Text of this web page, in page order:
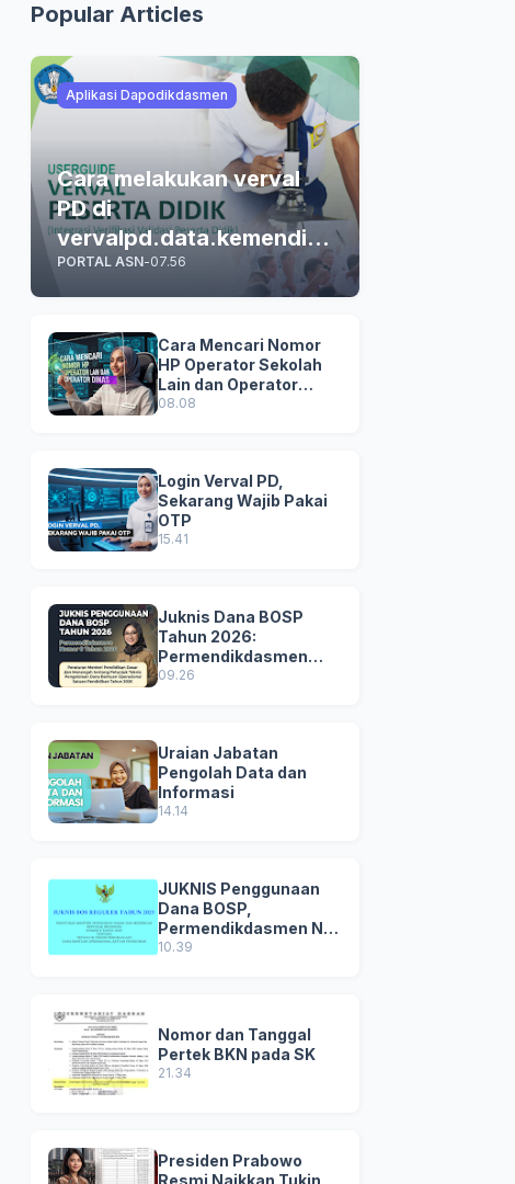
Popular Articles
Aplikasi Dapodikdasmen
Cara melakukan verval
PD di
vervalpd.data.kemendikd
asmen.go.id
PORTAL ASN-07.56
Cara Mencari Nomor
HP Operator Sekolah
Lain dan Operator
Dinas di SDM Data
08.08
Login Verval PD,
Sekarang Wajib Pakai
OTP
15.41
Juknis Dana BOSP
Tahun 2026:
Permendikdasmen
Nomor 8 Tahun 2026
09.26
Uraian Jabatan
Pengolah Data dan
Informasi
14.14
JUKNIS Penggunaan
Dana BOSP,
Permendikdasmen No
8 Tahun 2025
10.39
Nomor dan Tanggal
Pertek BKN pada SK
21.34
Presiden Prabowo
Resmi Naikkan Tukin